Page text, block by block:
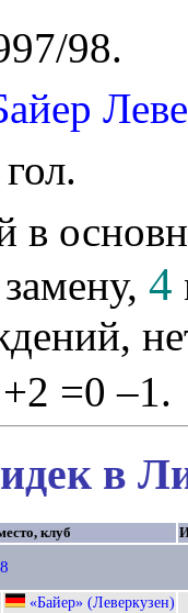
98.
гол.
в
4
=0 –1.
в
клуб
«Байер» (Леверкузен)